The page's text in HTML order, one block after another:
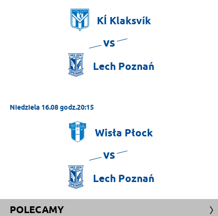
KÍ Klaksvík
vs
Lech Poznań
Niedziela 16.08 godz.20:15
Wisła Płock
vs
Lech Poznań
POLECAMY